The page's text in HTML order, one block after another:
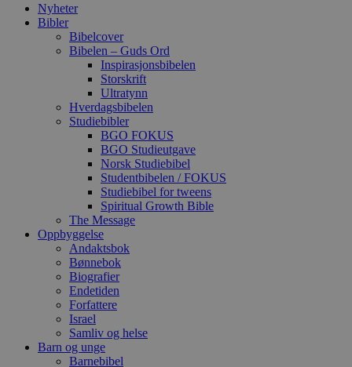
Nyheter
Bibler
Bibelcover
Bibelen – Guds Ord
Inspirasjonsbibelen
Storskrift
Ultratynn
Hverdagsbibelen
Studiebibler
BGO FOKUS
BGO Studieutgave
Norsk Studiebibel
Studentbibelen / FOKUS
Studiebibel for tweens
Spiritual Growth Bible
The Message
Oppbyggelse
Andaktsbok
Bønnebok
Biografier
Endetiden
Forfattere
Israel
Samliv og helse
Barn og unge
Barnebibel